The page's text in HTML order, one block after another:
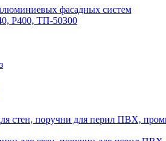
фасадных систем
Р400, ТП-50300
стен, поручни для перил ПВХ,